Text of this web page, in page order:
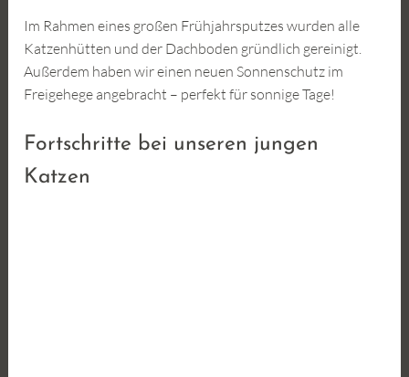
Im Rahmen eines großen Frühjahrsputzes wurden alle
Katzenhütten und der Dachboden gründlich gereinigt.
Außerdem haben wir einen neuen Sonnenschutz im
Freigehege angebracht – perfekt für sonnige Tage!
Fortschritte bei unseren jungen
Katzen